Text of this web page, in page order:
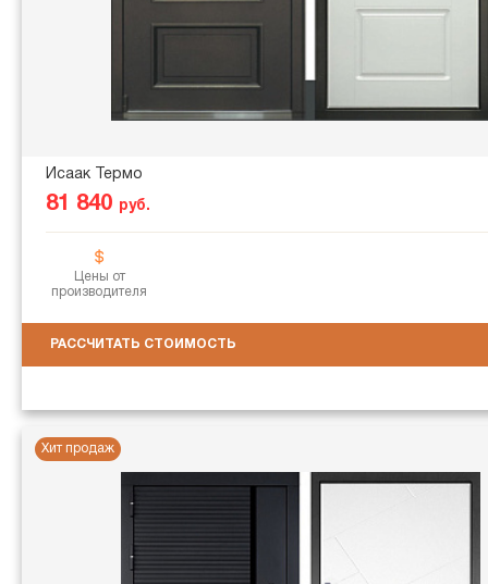
Исаак Термо
81 840 руб.
Цены от
производителя
РАССЧИТАТЬ СТОИМОСТЬ
Хит продаж